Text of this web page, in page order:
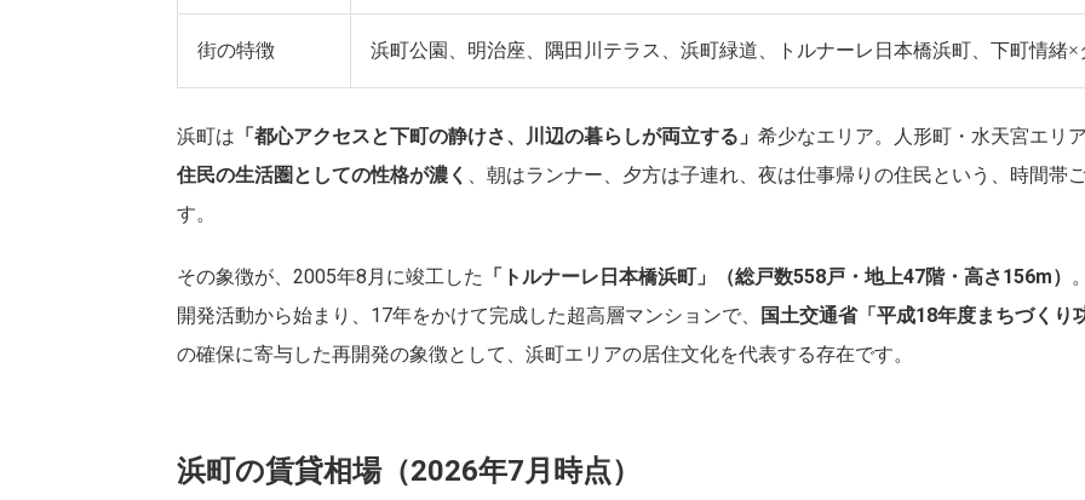
街の特徴 浜町公園、明治座、隅田川テラス、浜町緑道、トルナーレ日本橋浜町、下町情緒×
浜町は 「都心アクセスと下町の静けさ、川辺の暮らしが両立する」 希少なエリア。人形町・水天宮エリ
住民の生活圏としての性格が濃く 、朝はランナー、夕方は子連れ、夜は仕事帰りの住民という、時間帯
す。
その象徴が、2005年8月に竣工した 「トルナーレ日本橋浜町」（総戸数558戸・地上47階・高さ156m）
開発活動から始まり、17年をかけて完成した超高層マンションで、
国土交通省「平成18年度まちづくり
の確保に寄与した再開発の象徴として、浜町エリアの居住文化を代表する存在です。
浜町の賃貸相場（2026年7月時点）